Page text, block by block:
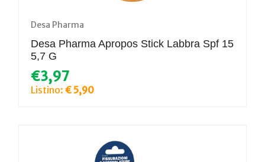
Desa Pharma
Desa Pharma Apropos Stick Labbra Spf 15
5,7 G
€3,97
Listino: € 5,90